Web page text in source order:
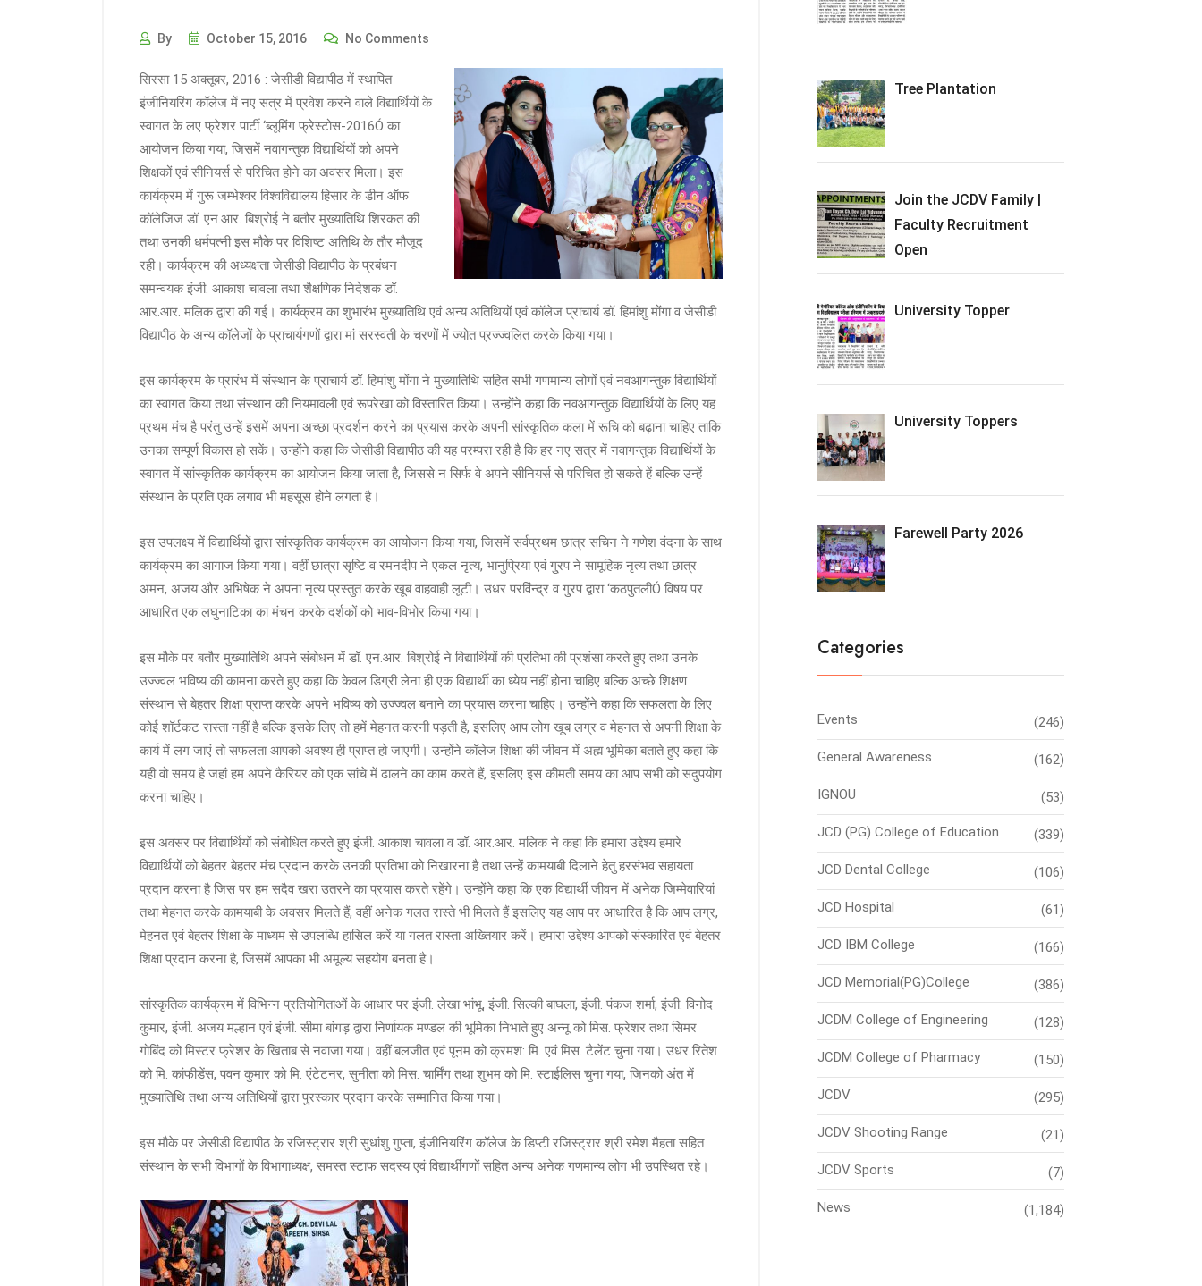
By October 15, 2016 No Comments
सिरसा 15 अक्तूबर, 2016 : जेसीडी विद्यापीठ में स्थापित
इंजीनियरिंग कॉलेज में नए सत्र में प्रवेश करने वाले विद्यार्थियों के
स्वागत के लए फ्रेशर पार्टी ‘ब्लूमिंग फ्रेस्टोस-2016Ó का
आयोजन किया गया, जिसमें नवागन्तुक विद्यार्थियों को अपने
शिक्षकों एवं सीनियर्स से परिचित होने का अवसर मिला। इस
कार्यक्रम में गुरू जम्भेश्वर विश्वविद्यालय हिसार के डीन ऑफ
कॉलेजिज डॉ. एन.आर. बिश्रोई ने बतौर मुख्यातिथि शिरकत की
तथा उनकी धर्मपत्नी इस मौके पर विशिष्ट अतिथि के तौर मौजूद
रही। कार्यक्रम की अध्यक्षता जेसीडी विद्यापीठ के प्रबंधन
समन्वयक इंजी. आकाश चावला तथा शैक्षणिक निदेशक डॉ.
आर.आर. मलिक द्वारा की गई। कार्यक्रम का शुभारंभ मुख्यातिथि एवं अन्य अतिथियों एवं कॉलेज प्राचार्य डॉ. हिमांशु मोंगा व जेसीडी
विद्यापीठ के अन्य कॉलेजों के प्राचार्यगणों द्वारा मां सरस्वती के चरणों में ज्योत प्रज्ज्वलित करके किया गया।
इस कार्यक्रम के प्रारंभ में संस्थान के प्राचार्य डॉ. हिमांशु मोंगा ने मुख्यातिथि सहित सभी गणमान्य लोगों एवं नवआगन्तुक विद्यार्थियों
का स्वागत किया तथा संस्थान की नियमावली एवं रूपरेखा को विस्तारित किया। उन्होंने कहा कि नवआगन्तुक विद्यार्थियों के लिए यह
प्रथम मंच है परंतु उन्हें इसमें अपना अच्छा प्रदर्शन करने का प्रयास करके अपनी सांस्कृतिक कला में रूचि को बढ़ाना चाहिए ताकि
उनका सम्पूर्ण विकास हो सकें। उन्होंने कहा कि जेसीडी विद्यापीठ की यह परम्परा रही है कि हर नए सत्र में नवागन्तुक विद्यार्थियों के
स्वागत में सांस्कृतिक कार्यक्रम का आयोजन किया जाता है, जिससे न सिर्फ वे अपने सीनियर्स से परिचित हो सकते हें बल्कि उन्हें
संस्थान के प्रति एक लगाव भी महसूस होने लगता है।
इस उपलक्ष्य में विद्यार्थियों द्वारा सांस्कृतिक कार्यक्रम का आयोजन किया गया, जिसमें सर्वप्रथम छात्र सचिन ने गणेश वंदना के साथ
कार्यक्रम का आगाज किया गया। वहीं छात्रा सृष्टि व रमनदीप ने एकल नृत्य, भानुप्रिया एवं गु्रप ने सामूहिक नृत्य तथा छात्र
अमन, अजय और अभिषेक ने अपना नृत्य प्रस्तुत करके खूब वाहवाही लूटी। उधर परविंन्द्र व गु्रप द्वारा ‘कठपुतलीÓ विषय पर
आधारित एक लघुनाटिका का मंचन करके दर्शकों को भाव-विभोर किया गया।
इस मौके पर बतौर मुख्यातिथि अपने संबोधन में डॉ. एन.आर. बिश्रोई ने विद्यार्थियों की प्रतिभा की प्रशंसा करते हुए तथा उनके
उज्ज्वल भविष्य की कामना करते हुए कहा कि केवल डिग्री लेना ही एक विद्यार्थी का ध्येय नहीं होना चाहिए बल्कि अच्छे शिक्षण
संस्थान से बेहतर शिक्षा प्राप्त करके अपने भविष्य को उज्ज्वल बनाने का प्रयास करना चाहिए। उन्होंने कहा कि सफलता के लिए
कोई शॉर्टकट रास्ता नहीं है बल्कि इसके लिए तो हमें मेहनत करनी पड़ती है, इसलिए आप लोग खूब लग्र व मेहनत से अपनी शिक्षा के
कार्य में लग जाएं तो सफलता आपको अवश्य ही प्राप्त हो जाएगी। उन्होंने कॉलेज शिक्षा की जीवन में अह्म भूमिका बताते हुए कहा कि
यही वो समय है जहां हम अपने कैरियर को एक सांचे में ढालने का काम करते हैं, इसलिए इस कीमती समय का आप सभी को सदुपयोग
करना चाहिए।
इस अवसर पर विद्यार्थियों को संबोधित करते हुए इंजी. आकाश चावला व डॉ. आर.आर. मलिक ने कहा कि हमारा उद्देश्य हमारे
विद्यार्थियों को बेहतर बेहतर मंच प्रदान करके उनकी प्रतिभा को निखारना है तथा उन्हें कामयाबी दिलाने हेतु हरसंभव सहायता
प्रदान करना है जिस पर हम सदैव खरा उतरने का प्रयास करते रहेंगे। उन्होंने कहा कि एक विद्यार्थी जीवन में अनेक जिम्मेवारियां
तथा मेहनत करके कामयाबी के अवसर मिलते हैं, वहीं अनेक गलत रास्ते भी मिलते हैं इसलिए यह आप पर आधारित है कि आप लग्र,
मेहनत एवं बेहतर शिक्षा के माध्यम से उपलब्धि हासिल करें या गलत रास्ता अख्तियार करें। हमारा उद्देश्य आपको संस्कारित एवं बेहतर
शिक्षा प्रदान करना है, जिसमें आपका भी अमूल्य सहयोग बनता है।
सांस्कृतिक कार्यक्रम में विभिन्न प्रतियोगिताओं के आधार पर इंजी. लेखा भांभू, इंजी. सिल्की बाघला, इंजी. पंकज शर्मा, इंजी. विनोद
कुमार, इंजी. अजय मल्हान एवं इंजी. सीमा बांगड़ द्वारा निर्णायक मण्डल की भूमिका निभाते हुए अन्नू को मिस. फ्रेशर तथा सिमर
गोबिंद को मिस्टर फ्रेशर के खिताब से नवाजा गया। वहीं बलजीत एवं पूनम को क्रमश: मि. एवं मिस. टैलेंट चुना गया। उधर रितेश
को मि. कांफीडेंस, पवन कुमार को मि. एंटेटनर, सुनीता को मिस. चार्मिंग तथा शुभम को मि. स्टाईलिस चुना गया, जिनको अंत में
मुख्यातिथि तथा अन्य अतिथियों द्वारा पुरस्कार प्रदान करके सम्मानित किया गया।
इस मौके पर जेसीडी विद्यापीठ के रजिस्ट्रार श्री सुधांशु गुप्ता, इंजीनियरिंग कॉलेज के डिप्टी रजिस्ट्रार श्री रमेश मैहता सहित
संस्थान के सभी विभागों के विभागाध्यक्ष, समस्त स्टाफ सदस्य एवं विद्यार्थीगणों सहित अन्य अनेक गणमान्य लोग भी उपस्थित रहे।
Tree Plantation
Join the JCDV Family |
Faculty Recruitment
Open
University Topper
University Toppers
Farewell Party 2026
Categories
Events (246)
General Awareness (162)
IGNOU (53)
JCD (PG) College of Education (339)
JCD Dental College (106)
JCD Hospital (61)
JCD IBM College (166)
JCD Memorial(PG)College (386)
JCDM College of Engineering (128)
JCDM College of Pharmacy (150)
JCDV (295)
JCDV Shooting Range (21)
JCDV Sports (7)
News (1,184)